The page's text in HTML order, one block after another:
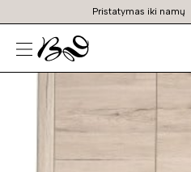
Pristatymas iki namų
Prekių
paieška
N